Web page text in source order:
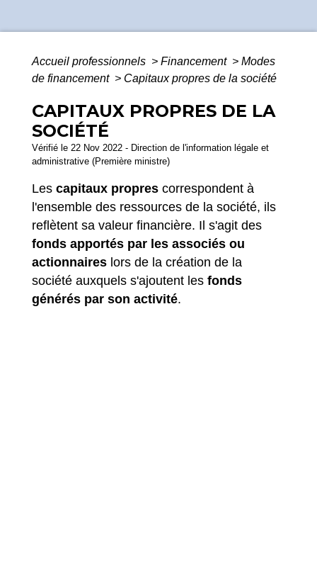
Accueil professionnels > Financement > Modes
de financement > Capitaux propres de la société
CAPITAUX PROPRES DE LA
SOCIÉTÉ
Vérifié le 22 Nov 2022 - Direction de l'information légale et
administrative (Première ministre)
Les capitaux propres correspondent à
l'ensemble des ressources de la société, ils
reflètent sa valeur financière. Il s'agit des
fonds apportés par les associés ou
actionnaires lors de la création de la
société auxquels s'ajoutent les fonds
générés par son activité.